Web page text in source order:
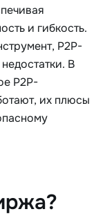
и гибкость.
P2P-
В
P2P-
их плюсы